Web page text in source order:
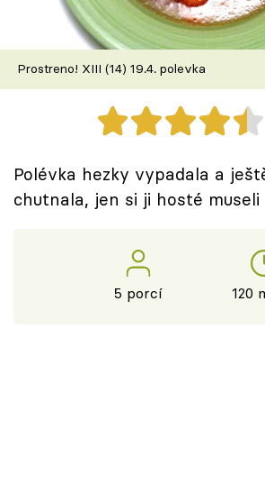
Škola vaření
Recepty z TV
Speciál: Cuketa
Sledujte prima+
Prostreno! XIII (14) 19.4. polevka
Polévka hezky vypadala a
chutnala, jen si ji hosté museli
5 porcí 120